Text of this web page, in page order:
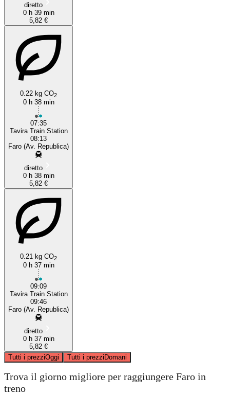
diretto
0 h 39 min
5,82 €
0.22 kg CO2
0 h 38 min
07:35
Tavira Train Station
08:13
Faro (Av. Republica)
diretto
0 h 38 min
5,82 €
0.21 kg CO2
0 h 37 min
09:09
Tavira Train Station
09:46
Faro (Av. Republica)
diretto
0 h 37 min
5,82 €
Tutti i prezziOggi Tutti i prezziDomani
Trova il giorno migliore per raggiungere Faro in
treno